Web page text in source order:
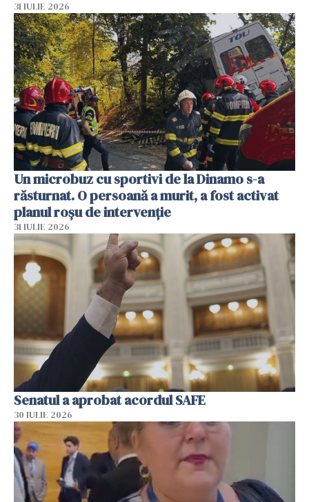
31 IULIE 2026
Un microbuz cu sportivi de la Dinamo s-a
răsturnat. O persoană a murit, a fost activat
planul roșu de intervenție
31 IULIE 2026
Senatul a aprobat acordul SAFE
30 IULIE 2026